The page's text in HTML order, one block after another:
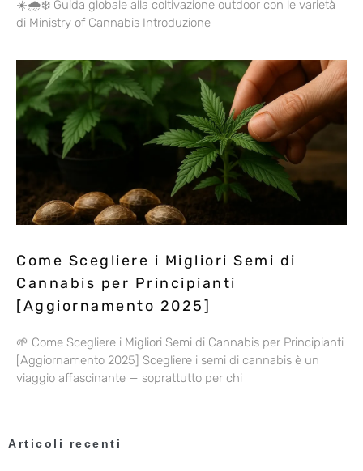
☀️🌧️❄️ Guida globale alla coltivazione outdoor con le varietà
di Ministry of Cannabis Introduzione
Come Scegliere i Migliori Semi di
Cannabis per Principianti
[Aggiornamento 2025]
🌱 Come Scegliere i Migliori Semi di Cannabis per Principianti
[Aggiornamento 2025] Scegliere i semi di cannabis è un
viaggio affascinante — soprattutto per chi
Articoli recenti